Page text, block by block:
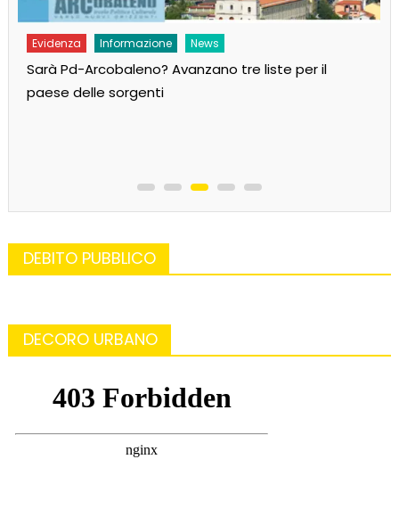
Evidenza Informazione News
Sarà Pd-Arcobaleno? Avanzano tre liste per il
paese delle sorgenti
DEBITO PUBBLICO
DECORO URBANO